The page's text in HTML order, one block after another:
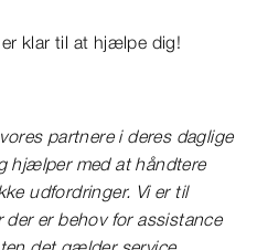
klar til at hjælpe dig!
partnere i deres daglige
hjælper med at håndtere
udfordringer. Vi er til
der er behov for assistance